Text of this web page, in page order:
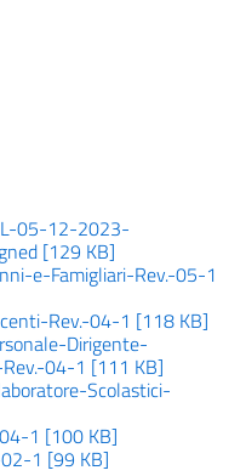
05-12-2023-
[129 KB]
e-Famigliari-Rev.-05-1
Rev.-04-1 [118 KB]
Dirigente-
04-1 [111 KB]
Scolastici-
1 [100 KB]
1 [99 KB]